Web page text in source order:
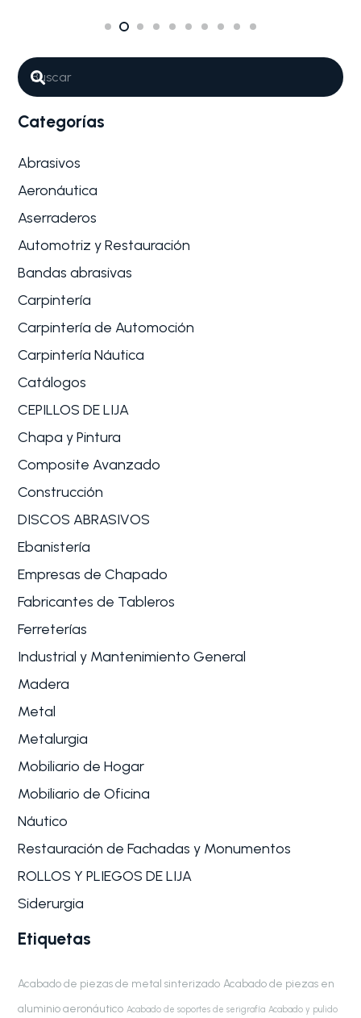
Categorías
Abrasivos
Aeronáutica
Aserraderos
Automotriz y Restauración
Bandas abrasivas
Carpintería
Carpintería de Automoción
Carpintería Náutica
Catálogos
CEPILLOS DE LIJA
Chapa y Pintura
Composite Avanzado
Construcción
DISCOS ABRASIVOS
Ebanistería
Empresas de Chapado
Fabricantes de Tableros
Ferreterías
Industrial y Mantenimiento General
Madera
Metal
Metalurgia
Mobiliario de Hogar
Mobiliario de Oficina
Náutico
Restauración de Fachadas y Monumentos
ROLLOS Y PLIEGOS DE LIJA
Siderurgia
Etiquetas
Acabado de piezas de metal sinterizado Acabado de piezas en
aluminio aeronáutico Acabado de soportes de serigrafía Acabado y pulido